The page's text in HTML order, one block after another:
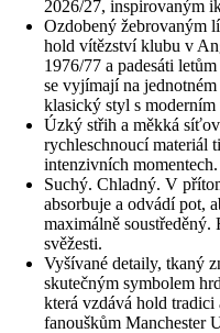
2026/27, inspirovaným
Ozdobený žebrovaným
hold vítězství klubu v
1976/77 a padesáti
se vyjímají na
klasický styl s
Úzký střih a měkká
rychleschnoucí materiál
intenzivních momentech.
Suchý. Chladný. V
absorbuje a odvádí pot,
maximálně
svěžesti.
Vyšívané detaily, tkaný
skutečným symbolem
která vzdává hold
fanouškům Manchester